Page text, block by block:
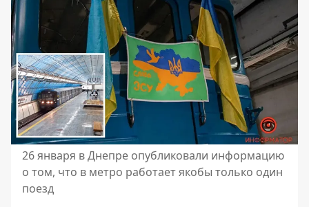
26 января в Днепре опубликовали информацию
о том, что в метро работает якобы только один
поезд